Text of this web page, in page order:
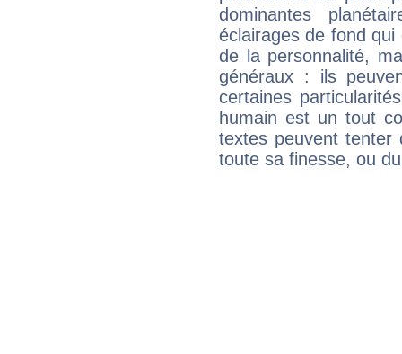
dominantes
éclairages de fond
de la personnalité,
généraux : ils
certaines
humain est un tout
textes peuvent tenter
toute sa finesse, ou